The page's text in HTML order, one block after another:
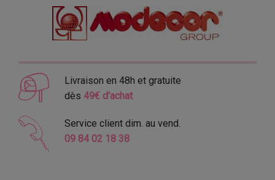
Livraison en 48h et gratuite
dès 49€ d'achat
Service client dim. au vend.
09 84 02 18 38